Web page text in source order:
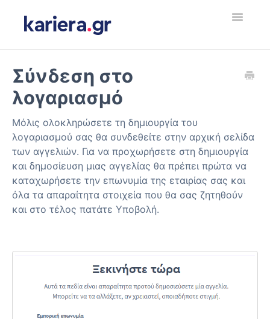
Toggle
Υποψήφιος Εργαζόμενος
Employer
Jobseeker
Contact
Σύνδεση στο
λογαριασμό
Μόλις ολοκληρώσετε τη δημιουργία του
λογαριασμού σας θα συνδεθείτε στην αρχική σελίδα
των αγγελιών. Για να προχωρήσετε στη δημιουργία
και δημοσίευση μιας αγγελίας θα πρέπει πρώτα να
καταχωρήσετε την επωνυμία της εταιρίας σας και
όλα τα απαραίτητα στοιχεία που θα σας ζητηθούν
και στο τέλος πατάτε Υποβολή.